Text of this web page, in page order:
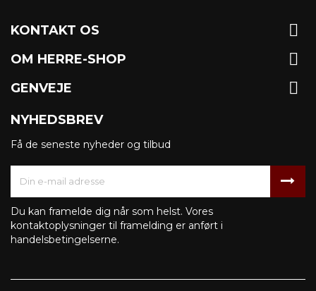
KONTAKT OS 
OM HERRE-SHOP 
GENVEJE 
NYHEDSBREV
Få de seneste nyheder og tilbud
Du kan framelde dig når som helst. Vores
kontaktoplysninger til framelding er anført i
handelsbetingelserne.